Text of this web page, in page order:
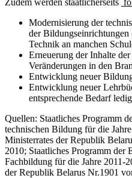
Modernisierung der
der Bildungseinrichtungen
Technik an manchen
Erneuerung der Inhalte
Veränderungen in den
Entwicklung neuer
Entwicklung neuer
entsprechende Bedarf
Quellen: Staatliches Programm
technischen Bildung für die
Ministerrates der Republik
2010; Staatliches Programm der
Fachbildung für die Jahre 2011-
der Republik Belarus Nr.1901